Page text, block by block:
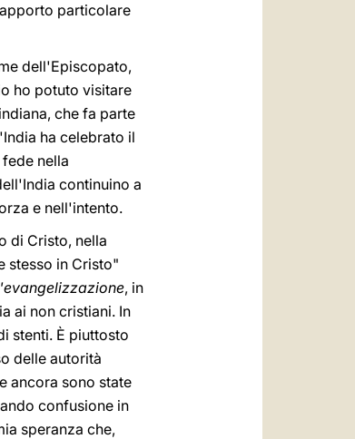
particolare
dell'Episcopato,
ho potuto visitare
che fa parte
ha celebrato il
nella
continuino a
e nell'intento.
di Cristo, nella
stesso in Cristo"
, in
ai non cristiani. In
stenti. È piuttosto
delle autorità
ancora sono state
confusione in
speranza che,